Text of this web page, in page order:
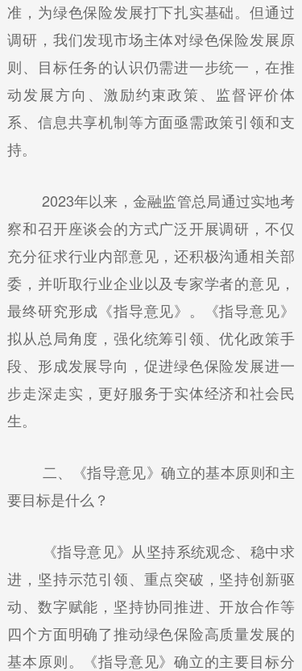
准，为绿色保险发展打下扎实基础。但通过
调研，我们发现市场主体对绿色保险发展原
则、目标任务的认识仍需进一步统一，在推
动发展方向、激励约束政策、监督评价体
系、信息共享机制等方面亟需政策引领和支
持。
2023年以来，金融监管总局通过实地考
察和召开座谈会的方式广泛开展调研，不仅
充分征求行业内部意见，还积极沟通相关部
委，并听取行业企业以及专家学者的意见，
最终研究形成《指导意见》。《指导意见》
拟从总局角度，强化统筹引领、优化政策手
段、形成发展导向，促进绿色保险发展进一
步走深走实，更好服务于实体经济和社会民
生。
二、《指导意见》确立的基本原则和主
要目标是什么？
《指导意见》从坚持系统观念、稳中求
进，坚持示范引领、重点突破，坚持创新驱
动、数字赋能，坚持协同推进、开放合作等
四个方面明确了推动绿色保险高质量发展的
基本原则。《指导意见》确立的主要目标分